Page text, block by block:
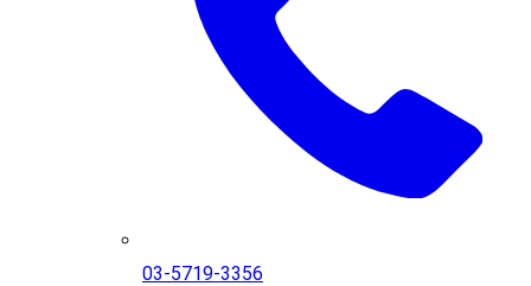
03-5719-3356